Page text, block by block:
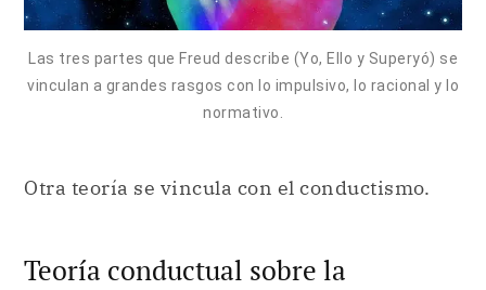
Las tres partes que Freud describe (Yo, Ello y Superyó) se
vinculan a grandes rasgos con lo impulsivo, lo racional y lo
normativo.
Otra teoría se vincula con el conductismo.
Teoría conductual sobre la